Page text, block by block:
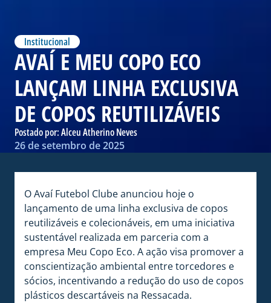
Institucional
AVAÍ E MEU COPO ECO
LANÇAM LINHA EXCLUSIVA
DE COPOS REUTILIZÁVEIS
Postado por:Alceu Atherino Neves
26 de setembro de 2025
O Avaí Futebol Clube anunciou hoje o
lançamento de uma linha exclusiva de copos
reutilizáveis e colecionáveis, em uma iniciativa
sustentável realizada em parceria com a
empresa Meu Copo Eco. A ação visa promover a
conscientização ambiental entre torcedores e
sócios, incentivando a redução do uso de copos
plásticos descartáveis na Ressacada.